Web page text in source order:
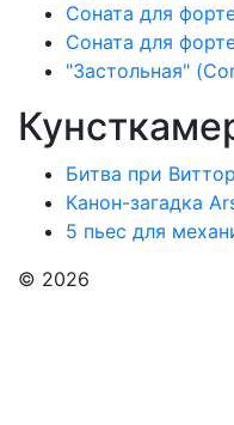
Соната для
Соната для
"Застольная"
Битва при
Канон-загадка
5 пьес для
© 2026